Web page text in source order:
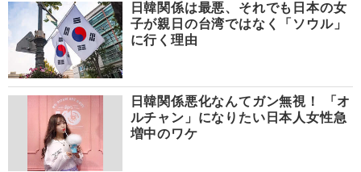
日韓関係は最悪、それでも日本の女
子が親日の台湾ではなく「ソウル」
に行く理由
日韓関係悪化なんてガン無視！ 「オ
ルチャン」になりたい日本人女性急
増中のワケ